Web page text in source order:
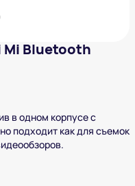
Bluetooth
в одном корпусе с
подходит как для съемок